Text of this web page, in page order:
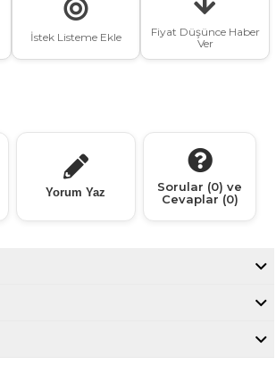
İstek Listeme Ekle
Fiyat Düşünce Haber
Ver
Yorum Yaz
Sorular (0) ve
Cevaplar (0)